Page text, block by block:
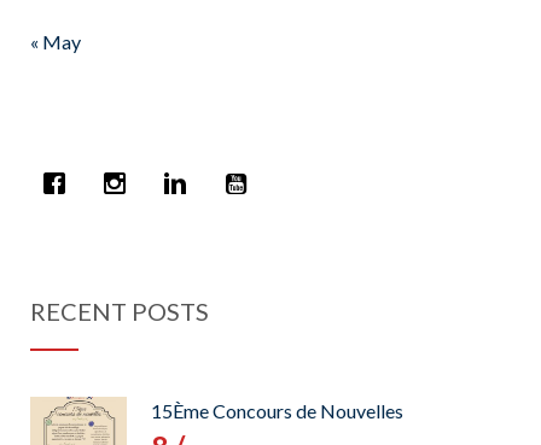
« May
RECENT POSTS
15Ème Concours de Nouvelles